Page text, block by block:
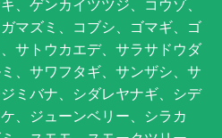
、ゲンカイツツジ、コウゾ、
マズミ、コブシ、ゴマギ、ゴ
サトウカエデ、サラサドウダ
、サワフタギ、サンザシ、サ
ミバナ、シダレヤナギ、シデ
、ジューンベリー、シラカ